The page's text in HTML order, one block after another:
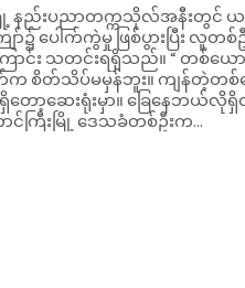
ြို့ နည်းပညာတက္ကသိုလ်အနီးတွင် ယ
ော်၌ ပေါက်ကွဲမှု ဖြစ်ပွားပြီး လူတ
င်းရရှိသည်။ “ တစ်ယောက်သေတယ်။ သေသွား
စိတ်သိပ်မမှန်ဘူး။ ကျန်တဲ့တစ်
ော့ဆေးရုံးမှာ။ ခြေနေဘယ်လို
င်ကြီးမြို့ ဒေသခံတစ်ဦးက...